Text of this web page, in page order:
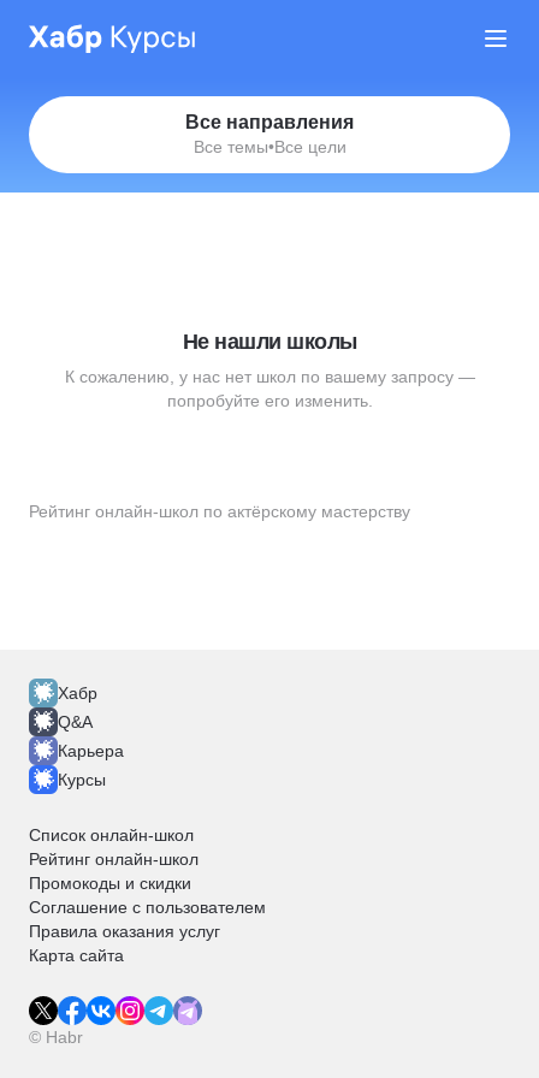
Все направления
Все темы•Все цели
Рейтинг онлайн-школ по актёрскому мастерству
Не нашли школы
К сожалению, у нас нет школ по вашему запросу —
попробуйте его изменить.
Хабр
Q&A
Карьера
Курсы
Список онлайн-школ
Рейтинг онлайн-школ
Промокоды и скидки
Соглашение с пользователем
Правила оказания услуг
Карта сайта
© Habr